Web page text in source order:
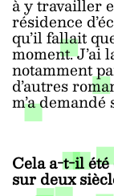
à y travailler
résidence
qu’il fallait
moment. J’ai
notamment
d’autres
m’a
Cela a-t-il
sur deux